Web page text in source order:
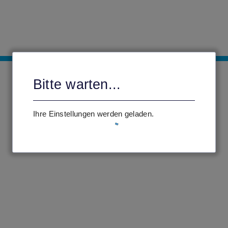
Bitte warten...
Ihre Einstellungen werden geladen.